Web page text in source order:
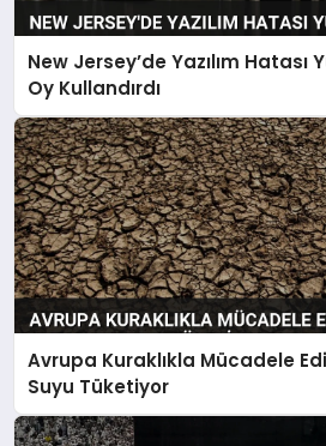
New Jersey’de Yazılım Hatası
Oy Kullandırdı
Avrupa Kuraklıkla Mücadele
Suyu Tüketiyor